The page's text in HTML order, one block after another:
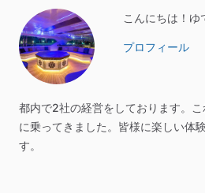
こんにちは！ゆ
プロフィール
都内で2社の経営をしております。
に乗ってきました。皆様に楽しい体
す。